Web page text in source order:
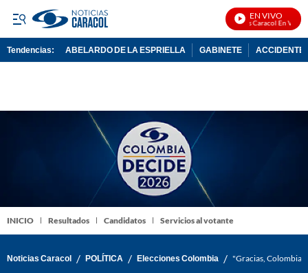
EN VIVO
Noticias Caracol En Vivo
Tendencias: ABELARDO DE LA ESPRIELLA GABINETE ACCIDENTE
INICIO Resultados Candidatos Servicios al votante
Noticias Caracol / POLÍTICA / Elecciones Colombia / "Gracias,